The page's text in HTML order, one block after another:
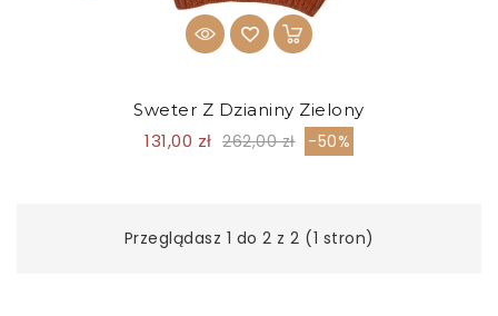
Sweter Z Dzianiny Zielony
131,00 zł 262,00 zł -50%
Przeglądasz 1 do 2 z 2 (1 stron)